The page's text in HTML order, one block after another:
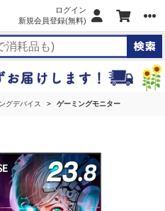
ログイン
新規会員登録(無料)
グデバイス ゲーミングモニター